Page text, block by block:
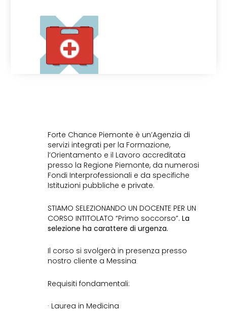
Forte Chance Piemonte è un’Agenzia di
servizi integrati per la Formazione,
l’Orientamento e il Lavoro accreditata
presso la Regione Piemonte, da numerosi
Fondi Interprofessionali e da specifiche
Istituzioni pubbliche e private.
STIAMO SELEZIONANDO UN DOCENTE PER UN
CORSO INTITOLATO “Primo soccorso”. La
selezione ha carattere di urgenza.
Il corso si svolgerà in presenza presso
nostro cliente a Messina
Requisiti fondamentali:
· Laurea in Medicina